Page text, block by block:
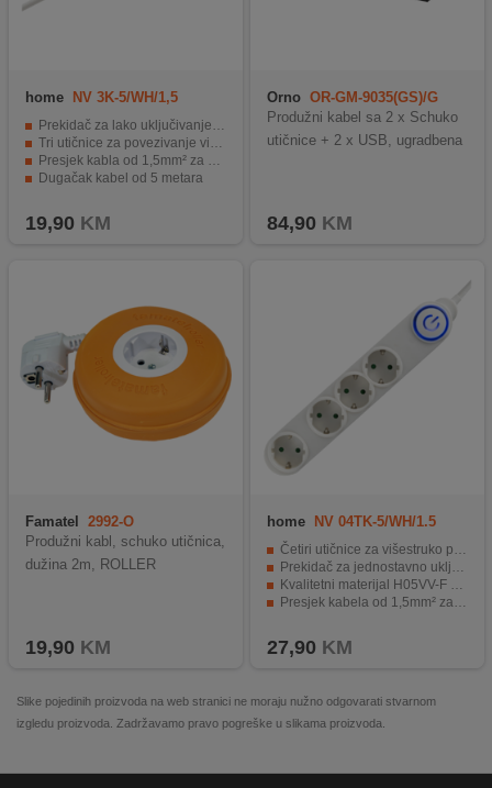
home NV 3K-5/WH/1,5
Prekidač za lako uključivanje/isključivanje uređaja
Tri utičnice za povezivanje više uređaja
Presjek kabla od 1,5mm² za opterećenje do 16A
Dugačak kabel od 5 metara
19,90 KM
Orno OR-GM-9035(GS)/G
Produžni kabel sa 2 x Schuko
utičnice + 2 x USB, ugradbena
84,90 KM
Famatel
2992-O
Produžni kabl, schuko utičnica,
dužina 2m, ROLLER
19,90 KM
home NV 04TK-5/WH/1.5
Četiri utičnice za višestruko povezivanje uređaja.
Prekidač za jednostavno uključivanje i isključivanje.
Kvalitetni materijal H05VV-F 3G za siguran rad.
Presjek kabela od 1,5mm² za stabilnu energiju.
27,90 KM
Slike pojedinih proizvoda na web stranici ne moraju nužno odgovarati stvarnom
izgledu proizvoda. Zadržavamo pravo pogreške u slikama proizvoda.